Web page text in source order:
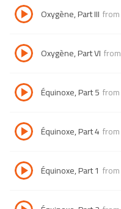
Oxygène, Part III from
Oxygène, Part VI from
Équinoxe, Part 5 from
Équinoxe, Part 4from
Équinoxe, Part 1 from